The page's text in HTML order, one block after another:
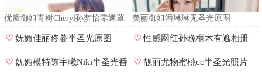
优质御姐青树Cheryl孙梦怡零遮罩
美丽御姐潘琳琳无圣光原图
♡妩媚佳丽佟蔓半圣光原图 ♡性感网红孙晚桐木有遮相册
♡妩媚模特陈宇曦Niki半圣光番 ♡ 靓丽尤物蜜桃cc半圣光照片